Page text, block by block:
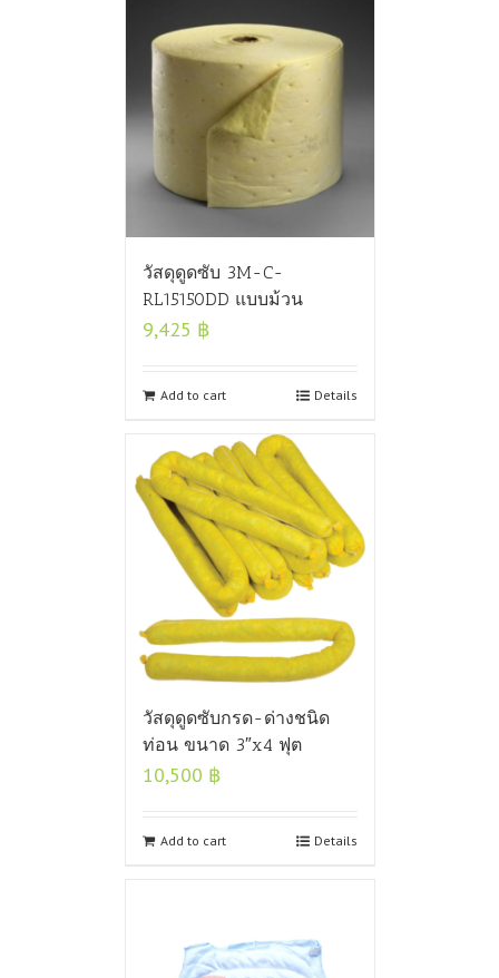
วัสดุดูดซับ 3M-C-
RL15150DD แบบม้วน
9,425 ฿
Add to cart Details
วัสดุดูดซับกรด-ด่างชนิด
ท่อน ขนาด 3″x4 ฟุต
10,500 ฿
Add to cart Details